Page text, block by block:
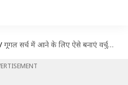
/ गूगल सर्च में आने के लिए ऐसे बनाएं वर्चुअल विजिटिंग कार्ड, लिंक करें सोशल मीडिया अकाउंट्स